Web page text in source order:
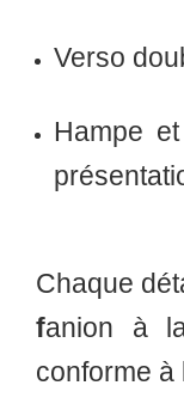
Verso
Hampe
Chaque
fanion à
conforme à